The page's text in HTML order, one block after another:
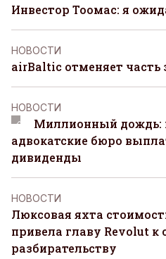
Инвестор Тоомас: я
НОВОСТИ
airBaltic отменяет часть
НОВОСТИ
Миллионный дождь:
адвокатские бюро
дивиденды
НОВОСТИ
Люксовая яхта
привела главу Revolut к
разбирательству